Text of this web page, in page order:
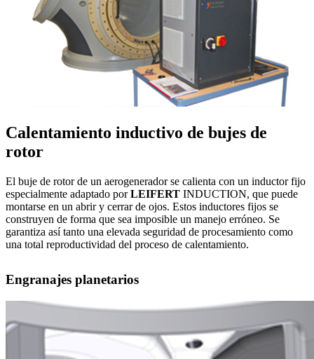
Calentamiento inductivo de bujes de
rotor
El buje de rotor de un aerogenerador se calienta con un inductor fijo
especialmente adaptado porLEIFERT INDUCTION, que puede
montarse en un abrir y cerrar de ojos. Estos inductores fijos se
construyen de forma que sea imposible un manejo erróneo. Se
garantiza así tanto una elevada seguridad de procesamiento como
una total reproductividad del proceso de calentamiento.
Engranajes planetarios